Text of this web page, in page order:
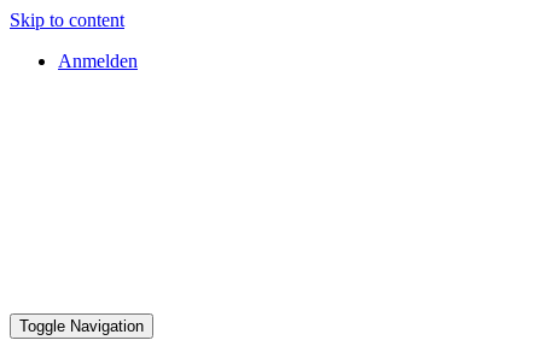
Skip to content
Anmelden
Toggle Navigation